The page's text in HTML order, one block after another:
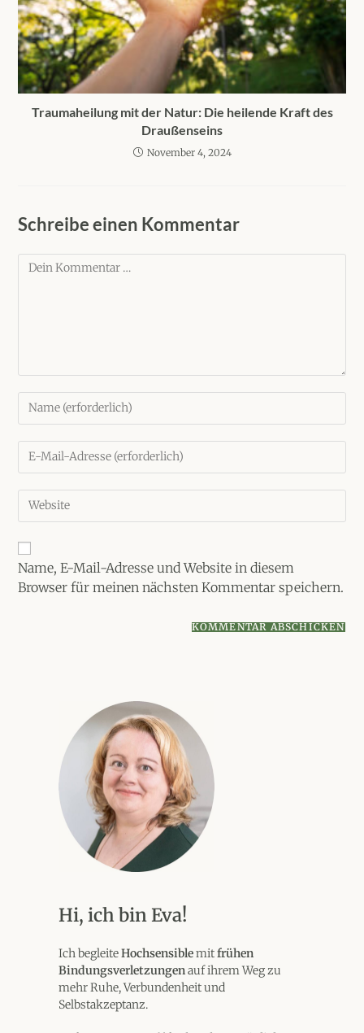
Traumaheilung mit der Natur: Die heilende Kraft des
Draußenseins
November 4, 2024
Schreibe einen Kommentar
Kommentar
deinen
oder
Kommentieren
ein
deine
Mail-
ein
deine
ein
(optional)
Name, E-Mail-Adresse und Website in diesem
Browser für meinen nächsten Kommentar speichern.
Hi, ich bin Eva!
Ich begleiteHochsensiblemitfrühen
Bindungsverletzungenauf ihrem Weg zu
mehr Ruhe, Verbundenheit und
Selbstakzeptanz.